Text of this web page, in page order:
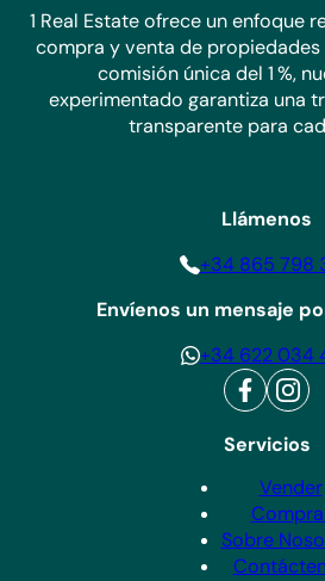
1 Real Estate ofrece un enfoque
compra y venta de propiedades
comisión única del 1 %,
experimentado garantiza una
transparente para
Servicios
Vender
Sobre
Llámenos
+34 865 798
Envíenos un mensaje
+34 622 034